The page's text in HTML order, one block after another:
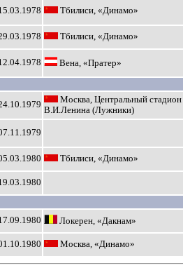
Тбилиси, «Динамо»
Тбилиси, «Динамо»
Вена, «Пратер»
Москва, Центральный
В.И.Ленина (Лужники)
Тбилиси, «Динамо»
Локерен, «Дакнам»
Москва, «Динамо»